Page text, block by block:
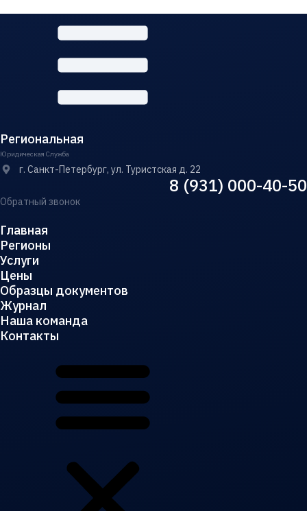
Региональная
Юридическая Служба
г. Санкт-Петербург, ул. Туристская д. 22
8 (931) 000-40-50
Обратный звонок
Главная
Регионы
Услуги
Цены
Образцы документов
Журнал
Наша команда
Контакты